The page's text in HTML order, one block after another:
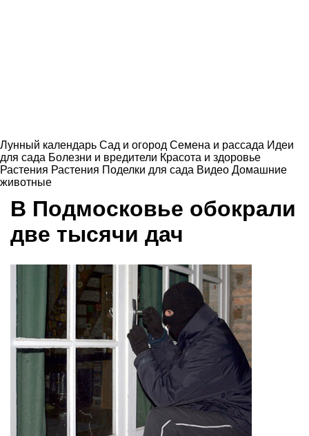
Лунный календарь Сад и огород Семена и рассада Идеи
для сада Болезни и вредители Красота и здоровье
Растения Растения Поделки для сада Видео Домашние
животные
В Подмосковье обокрали
две тысячи дач